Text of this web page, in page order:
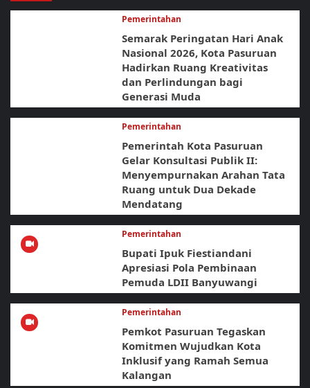
Pemerintahan
Semarak Peringatan Hari Anak
Nasional 2026, Kota Pasuruan
Hadirkan Ruang Kreativitas
dan Perlindungan bagi
Generasi Muda
Pemerintahan
Pemerintah Kota Pasuruan
Gelar Konsultasi Publik II:
Menyempurnakan Arahan Tata
Ruang untuk Dua Dekade
Mendatang
Pemerintahan
Bupati Ipuk Fiestiandani
Apresiasi Pola Pembinaan
Pemuda LDII Banyuwangi
Pemerintahan
Pemkot Pasuruan Tegaskan
Komitmen Wujudkan Kota
Inklusif yang Ramah Semua
Kalangan